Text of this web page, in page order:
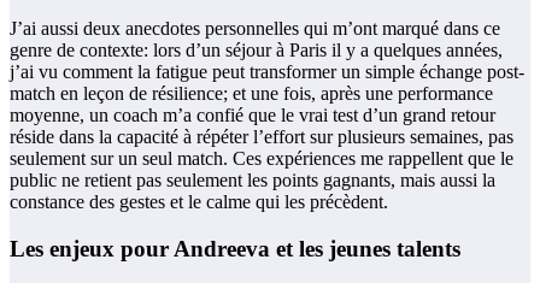
J’ai aussi deux anecdotes personnelles qui m’ont marqué dans ce
genre de contexte: lors d’un séjour à Paris il y a quelques années,
j’ai vu comment la fatigue peut transformer un simple échange post-
match en leçon de résilience; et une fois, après une performance
moyenne, un coach m’a confié que le vrai test d’un grand retour
réside dans la capacité à répéter l’effort sur plusieurs semaines, pas
seulement sur un seul match. Ces expériences me rappellent que le
public ne retient pas seulement les points gagnants, mais aussi la
constance des gestes et le calme qui les précèdent.
Les enjeux pour Andreeva et les jeunes talents